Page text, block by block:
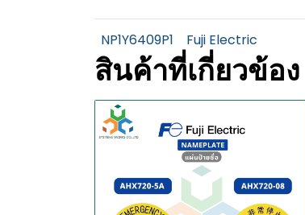
NP1Y6409P1 Fuji Electric
สินค้าที่เกี่ยวข้อง